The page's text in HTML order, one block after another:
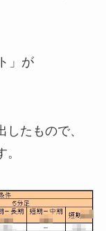
」が
たもので、